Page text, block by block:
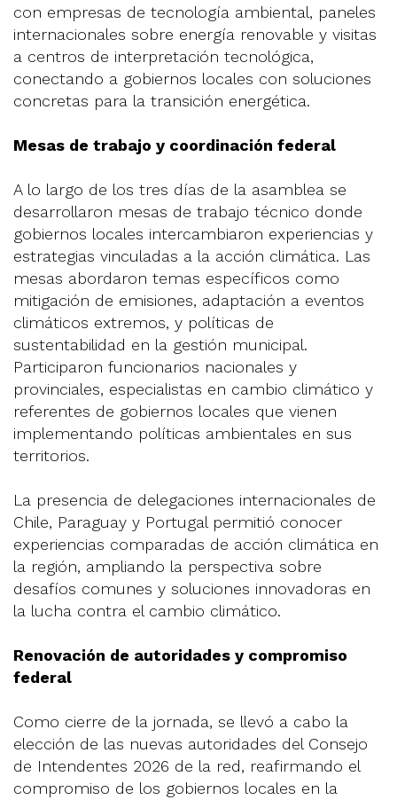
con empresas de tecnología ambiental, paneles
internacionales sobre energía renovable y visitas
a centros de interpretación tecnológica,
conectando a gobiernos locales con soluciones
concretas para la transición energética.
Mesas de trabajo y coordinación federal
A lo largo de los tres días de la asamblea se
desarrollaron mesas de trabajo técnico donde
gobiernos locales intercambiaron experiencias y
estrategias vinculadas a la acción climática. Las
mesas abordaron temas específicos como
mitigación de emisiones, adaptación a eventos
climáticos extremos, y políticas de
sustentabilidad en la gestión municipal.
Participaron funcionarios nacionales y
provinciales, especialistas en cambio climático y
referentes de gobiernos locales que vienen
implementando políticas ambientales en sus
territorios.
La presencia de delegaciones internacionales de
Chile, Paraguay y Portugal permitió conocer
experiencias comparadas de acción climática en
la región, ampliando la perspectiva sobre
desafíos comunes y soluciones innovadoras en
la lucha contra el cambio climático.
Renovación de autoridades y compromiso
federal
Como cierre de la jornada, se llevó a cabo la
elección de las nuevas autoridades del Consejo
de Intendentes 2026 de la red, reafirmando el
compromiso de los gobiernos locales en la